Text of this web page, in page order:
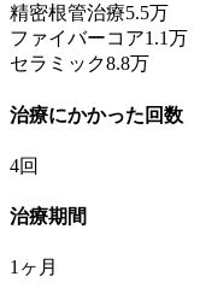
精密根管治療5.5万
ファイバーコア1.1万
セラミック8.8万
治療にかかった回数
4回
治療期間
1ヶ月